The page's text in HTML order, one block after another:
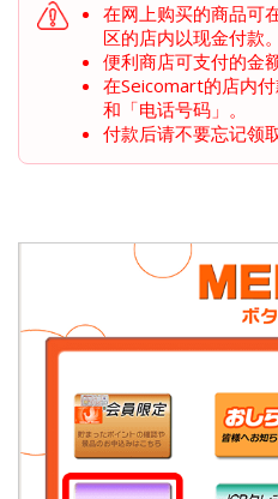
在网上购买的商品可
区的店内以现金付款。
便利商店可支付的金
在Seicomart的店内付
和「电话号码」。
付款后请不要忘记领